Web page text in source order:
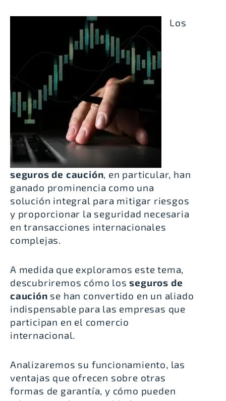
Los
seguros de caución, en particular, han
ganado prominencia como una
solución integral para mitigar riesgos
y proporcionar la seguridad necesaria
en transacciones internacionales
complejas.
A medida que exploramos este tema,
descubriremos cómo losseguros de
caución se han convertido en un aliado
indispensable para las empresas que
participan en el comercio
internacional.
Analizaremos su funcionamiento, las
ventajas que ofrecen sobre otras
formas de garantía, y cómo pueden